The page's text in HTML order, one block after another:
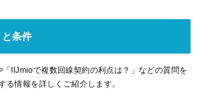
条件
IIJmioで複数回線契約の利点は？」などの質問を
情報を詳しくご紹介します。